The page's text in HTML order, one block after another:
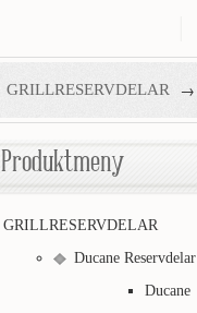
GRILLRESERVDELAR →
Produktmeny
GRILLRESERVDELAR
Ducane Reservdelar
Ducane